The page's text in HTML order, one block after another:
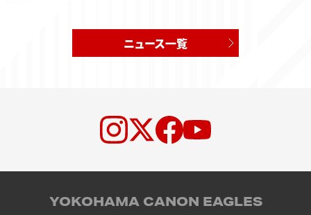
ニュース一覧
YOKOHAMA CANON EAGLES